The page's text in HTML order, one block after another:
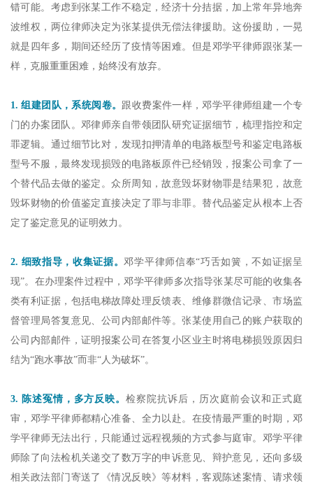
错可能。考虑到张某工作不稳定，经济十分拮据，加上常年异地奔
波维权，两位律师决定为张某提供无偿法律援助。这份援助，一晃
就是四年多，期间还经历了疫情等困难。但是邓学平律师跟张某一
样，克服重重困难，始终没有放弃。
1. 组建团队，系统阅卷。 跟收费案件一样，邓学平律师组建一个专
门的办案团队。邓律师亲自带领团队研究证据细节，梳理指控和定
罪逻辑。通过细节比对，发现扣押清单的电路板型号和鉴定电路板
型号不服，最终发现损毁的电路板原件已经销毁，报案公司拿了一
个替代品去做的鉴定。众所周知，故意毁坏财物罪是结果犯，故意
毁坏财物的价值鉴定直接决定了罪与非罪。替代品鉴定从根本上否
定了鉴定意见的证明效力。
2. 细致指导，收集证据。邓学平律师信奉“巧舌如簧，不如证据呈
现”。在办理案件过程中，邓学平律师多次指导张某尽可能的收集各
类有利证据，包括电梯故障处理反馈表、维修群微信记录、市场监
督管理局答复意见、公司内部邮件等。张某使用自己的账户获取的
公司内部邮件，证明报案公司在答复小区业主时将电梯损毁原因归
结为“跑水事故”而非“人为破坏”。
3. 陈述冤情，多方反映。检察院抗诉后，历次庭前会议和正式庭
审，邓学平律师都精心准备、全力以赴。在疫情最严重的时期，邓
学平律师无法出行，只能通过远程视频的方式参与庭审。邓学平律
师除了向法检机关递交了数万字的申诉意见、辩护意见，还向多级
相关政法部门寄送了《情况反映》等材料，客观陈述案情、请求领